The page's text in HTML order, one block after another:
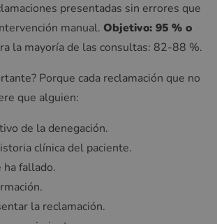
presentadas sin errores que
manual. Objetivo: 95 % o
la mayoría de las consultas: 82-88 %.
Porque cada reclamación que no
que alguien:
de la denegación.
clínica del paciente.
fallado.
la reclamación.